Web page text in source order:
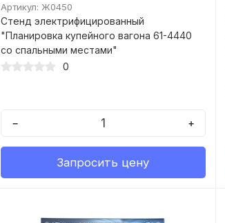
Артикул: Ж0450
Стенд электрифицированный
"Планировка купейного вагона 61-4440
со спальными местами"
0
− +
Запросить цену